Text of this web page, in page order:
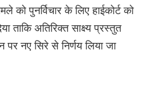
को पुनर्विचार के लिए हाईकोर्ट को
ताकि अतिरिक्त साक्ष्य प्रस्तुत
नए सिरे से निर्णय लिया जा